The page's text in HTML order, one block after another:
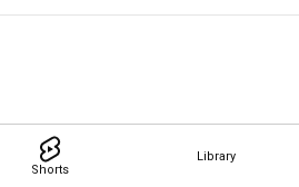
Shorts
Library